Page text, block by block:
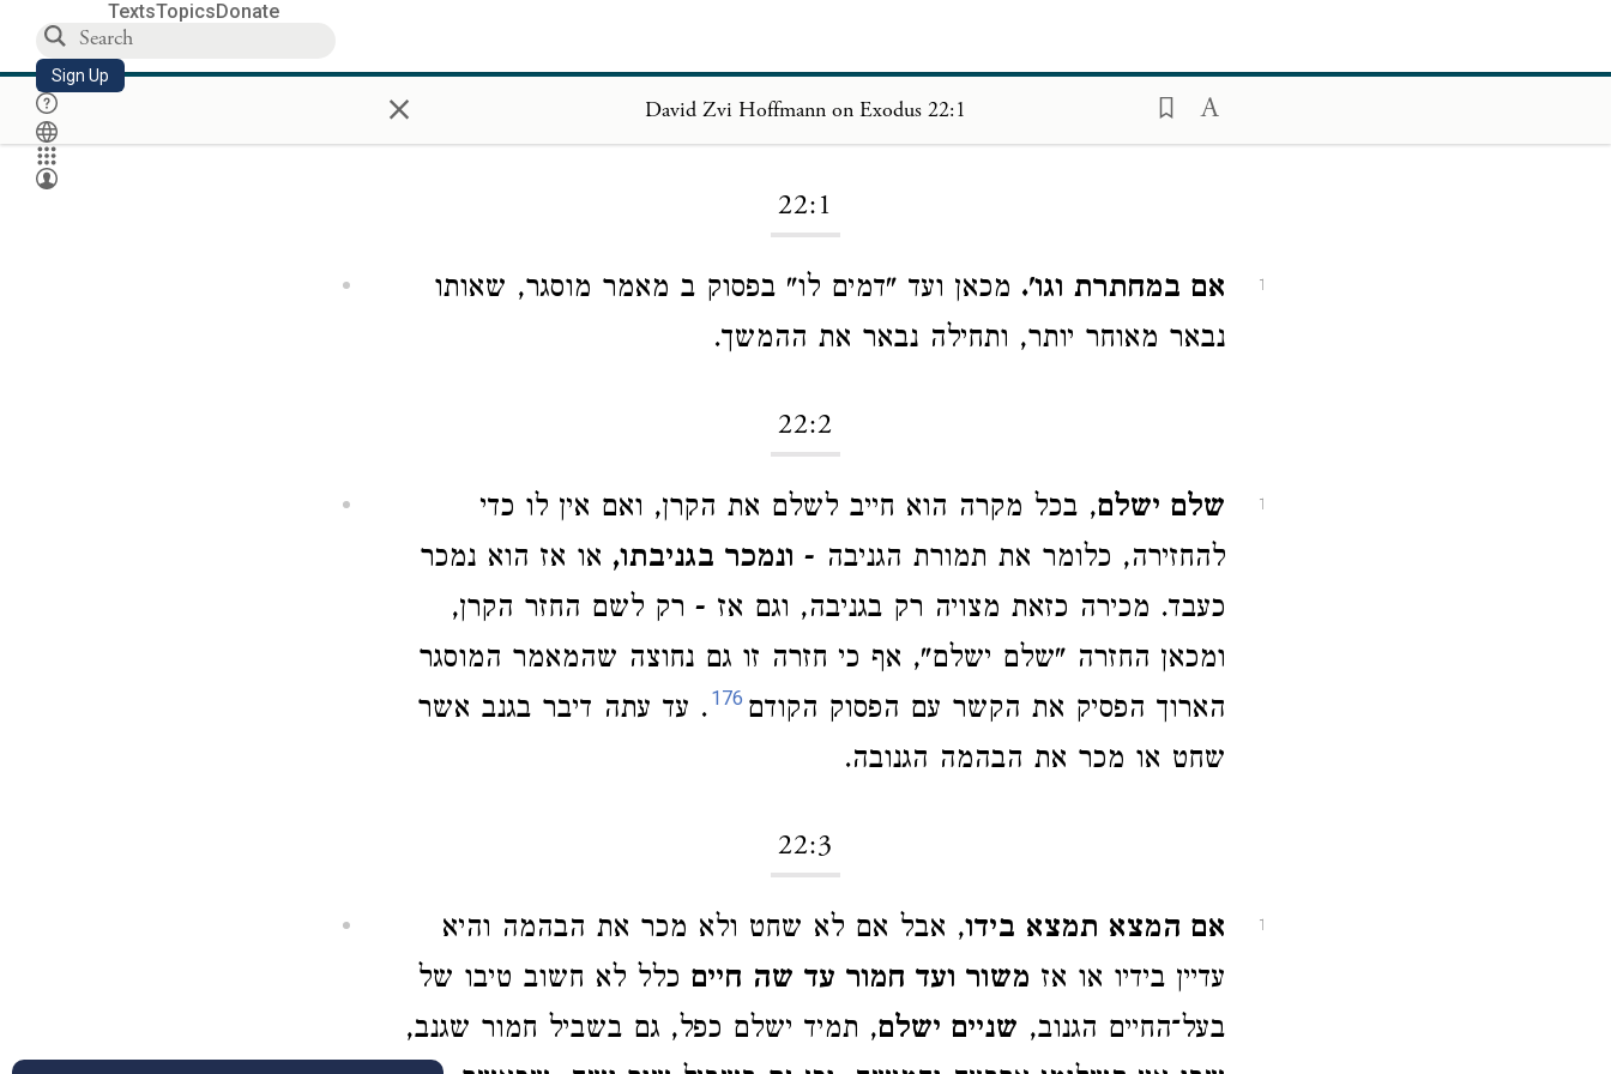
TextsTopicsDonate
Sign Up × David Zvi Hoffmann on Exodus 22:1
22:1
1 אם במחתרת וגו'. מכאן ועד "דמים לו" בפסוק ב מאמר מוסגר, שאותו
נבאר מאוחר יותר, ותחילה נבאר את ההמשך.
22:2
1 שלם ישלם, בכל מקרה הוא חייב לשלם את הקרן, ואם אין לו כדי
להחזירה, כלומר את תמורת הגניבה - ונמכר בגניבתו, או אז הוא נמכר
כעבד. מכירה כזאת מצויה רק בגניבה, וגם אז - רק לשם החזר הקרן,
ומכאן החזרה "שלם ישלם", אף כי חזרה זו גם נחוצה שהמאמר המוסגר
הארוך הפסיק את הקשר עם הפסוק הקודם 176. עד עתה דיבר בגנב אשר
שחט או מכר את הבהמה הגנובה.
22:3
1 אם המצא תמצא בידו, אבל אם לא שחט ולא מכר את הבהמה והיא
עדיין בידיו או אז משור ועד חמור עד שה חיים כלל לא חשוב טיבו של
בעל־החיים הגנוב, שניים ישלם, תמיד ישלם כפל, גם בשביל חמור שגנב,